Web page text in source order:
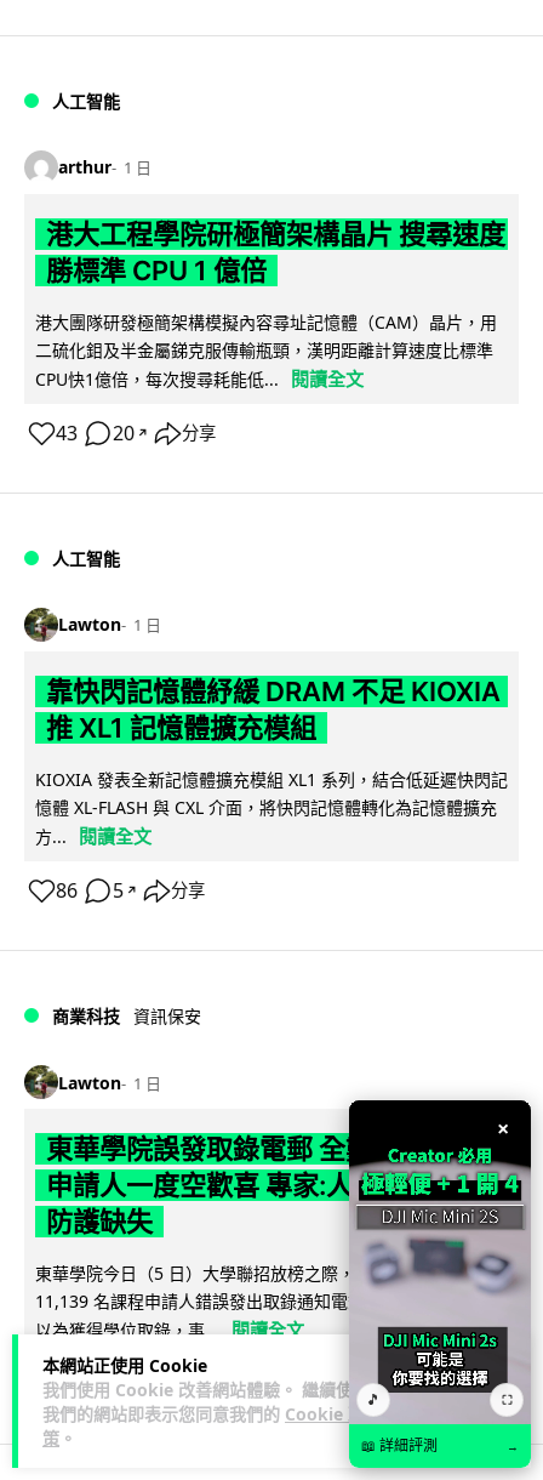
本網站正使用 Cookie
我們使用 Cookie 改善網站體驗。 繼續使用
我們的網站即表示您同意我們的 Cookie 政
策 。
人工智能
arthur 1 日
港大工程學院研極簡架構晶片 搜尋速度
勝標準 CPU 1 億倍
港大團隊研發極簡架構模擬內容尋址記憶體（CAM）晶片，用
二硫化鉬及半金屬銻克服傳輸瓶頸，漢明距離計算速度比標準
CPU快1億倍，每次搜尋耗能低...
閱讀全文
43 20 ↗ 分享
人工智能
Lawton 1 日
靠快閃記憶體紓緩 DRAM 不足 KIOXIA
推 XL1 記憶體擴充模組
KIOXIA 發表全新記憶體擴充模組 XL1 系列，結合低延遲快閃記
憶體 XL-FLASH 與 CXL 介面，將快閃記憶體轉化為記憶體擴充
方...
閱讀全文
86 5 ↗ 分享
商業科技 資訊保安
Lawton 1 日
東華學院誤發取錄電郵 全數 11,139 名
申請人一度空歡喜 專家:人為疏忽+系統
防護缺失
東華學院今日（5 日）大學聯招放榜之際，因人為疏忽向全數
11,139 名課程申請人錯誤發出取錄通知電郵，令大批考生一度
以為獲得學位取錄，事... 閱讀全文
149 17 ↗ 分享
×
🎵 ⛶
📖 詳細評測 →